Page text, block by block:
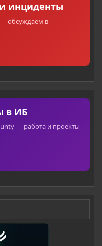
и инциденты
— обсуждаем в
в ИБ
— работа и проекты